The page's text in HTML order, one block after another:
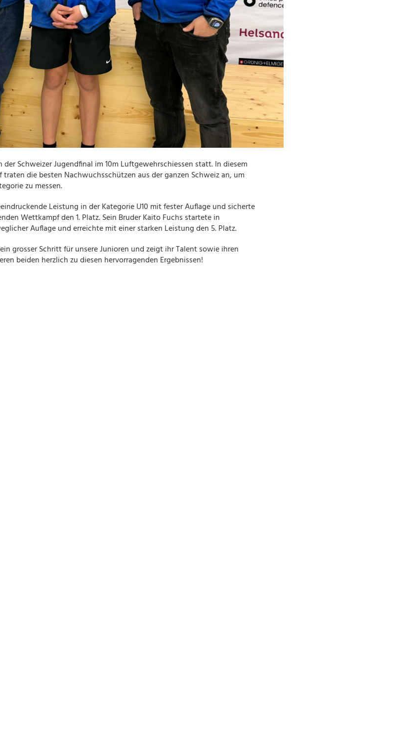
der Schweizer Jugendfinal im 10m Luftgewehrschiessen statt. In diesem
die besten Nachwuchsschützen aus der ganzen Schweiz an, um
zu messen.
Leistung in der Kategorie U10 mit fester Auflage und sicherte
Wettkampf den 1. Platz. Sein Bruder Kaito Fuchs startete in
Auflage und erreichte mit einer starken Leistung den 5. Platz.
grosser Schritt für unsere Junioren und zeigt ihr Talent sowie ihren
beiden herzlich zu diesen hervorragenden Ergebnissen!